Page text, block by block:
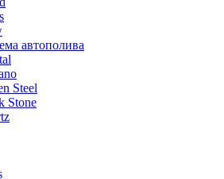
автополива
Steel
Stone